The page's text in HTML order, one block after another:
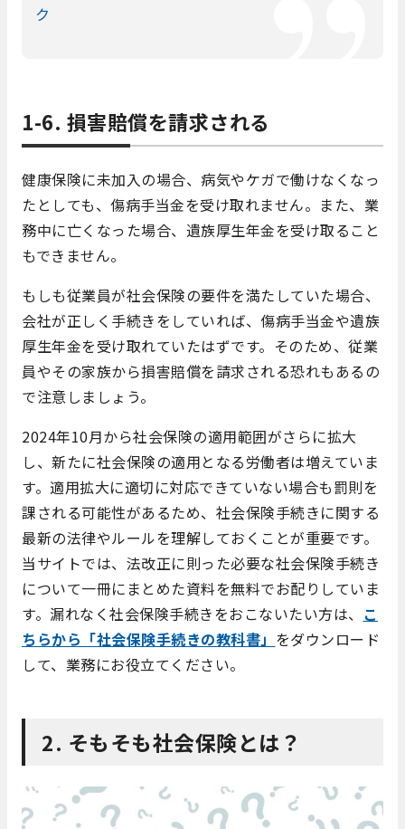
ク
1-6. 損害賠償を請求される
健康保険に未加入の場合、病気やケガで働けなくなっ
たとしても、傷病手当金を受け取れません。また、業
務中に亡くなった場合、遺族厚生年金を受け取ること
もできません。
もしも従業員が社会保険の要件を満たしていた場合、
会社が正しく手続きをしていれば、傷病手当金や遺族
厚生年金を受け取れていたはずです。そのため、従業
員やその家族から損害賠償を請求される恐れもあるの
で注意しましょう。
2024年10月から社会保険の適用範囲がさらに拡大
し、新たに社会保険の適用となる労働者は増えていま
す。適用拡大に適切に対応できていない場合も罰則を
課される可能性があるため、社会保険手続きに関する
最新の法律やルールを理解しておくことが重要です。
当サイトでは、法改正に則った必要な社会保険手続き
について一冊にまとめた資料を無料でお配りしていま
す。漏れなく社会保険手続きをおこないたい方は、 こ
ちらから「社会保険手続きの教科書」 をダウンロード
して、業務にお役立てください。
2. そもそも社会保険とは？